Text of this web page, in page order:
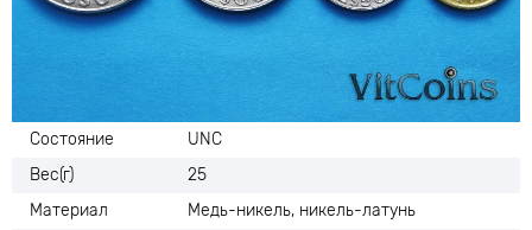
Состояние
UNC
Вес(г)
25
Материал
Медь-никель, никель-латунь